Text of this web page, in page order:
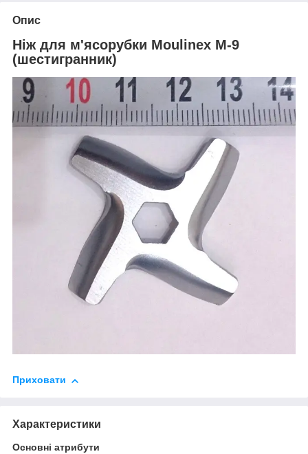
Опис
Ніж для м'ясорубки Moulinex M-9
(шестигранник)
Приховати
Характеристики
Основні атрибути